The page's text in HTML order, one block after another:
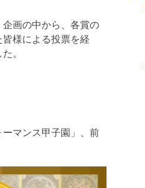
画の中から、各賞の
様による投票を経
。
マンス甲子園」、前